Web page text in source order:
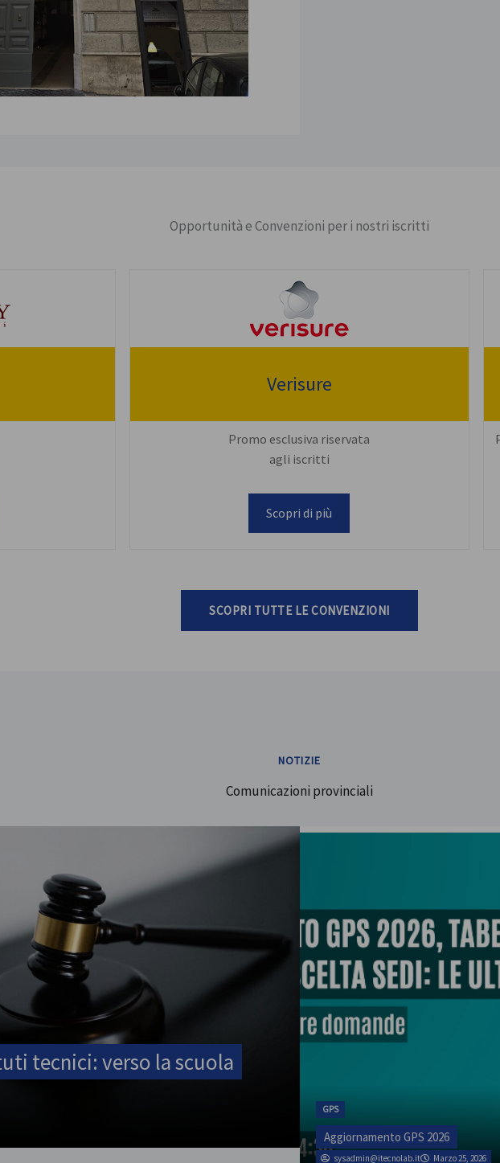
Opportunità e Convenzioni per i nostri iscritti
Verisure
Promo esclusiva riservata
agli iscritti
Scopri di più
SCOPRI TUTTE LE CONVENZIONI
NOTIZIE
Comunicazioni provinciali
tecnici: verso la scuola
SINATAS Venezia,
admin
GPS
Aggiornamento GPS 2026
sysadmin@itecnolab.it Marzo 25, 2026